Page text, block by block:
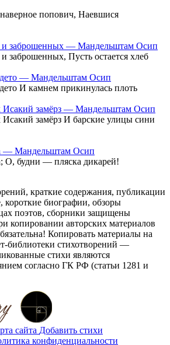
попович, Наевшися
и заброшенных — Мандельштам Осип
заброшенных, Пусть остается хлеб
— Мандельштам Осип
И камнем прикинулась плоть
Исакий замёрз — Мандельштам Осип
замёрз И барские улицы сини
— Мандельштам Осип
О, будни — пляска дикарей!
краткие содержания, публикации
короткие биографии, обзоры
поэтов, сборники защищены
копировании авторских материалов
Копировать материалы на
библиотеки стихотворений —
стихи являются
согласно ГК РФ (статьи 1281 и
сайта Добавить стихи
конфиденциальности